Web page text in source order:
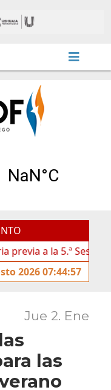
la 5.ª Sesión
2026 07:44:57
Jue 2. Ene
las